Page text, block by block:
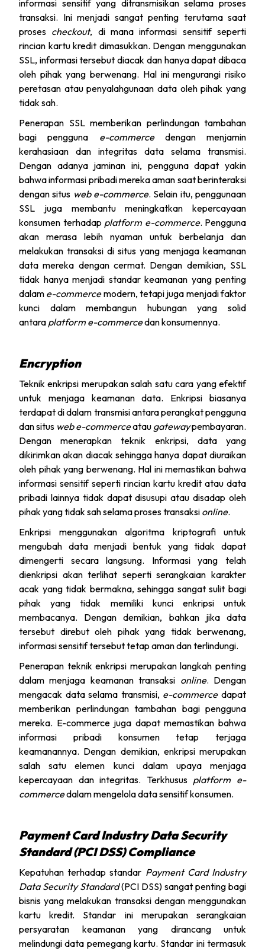
informasi sensitif yang ditransmisikan selama proses
transaksi. Ini menjadi sangat penting terutama saat
proses checkout, di mana informasi sensitif seperti
rincian kartu kredit dimasukkan. Dengan menggunakan
SSL, informasi tersebut diacak dan hanya dapat dibaca
oleh pihak yang berwenang. Hal ini mengurangi risiko
peretasan atau penyalahgunaan data oleh pihak yang
tidak sah.
Penerapan SSL memberikan perlindungan tambahan
bagi pengguna e-commercedengan menjamin
kerahasiaan dan integritas data selama transmisi.
Dengan adanya jaminan ini, pengguna dapat yakin
bahwa informasi pribadi mereka aman saat berinteraksi
dengan situs web e-commerce. Selain itu, penggunaan
SSL juga membantu meningkatkan kepercayaan
konsumen terhadap platform e-commerce. Pengguna
akan merasa lebih nyaman untuk berbelanja dan
melakukan transaksi di situs yang menjaga keamanan
data mereka dengan cermat. Dengan demikian, SSL
tidak hanya menjadi standar keamanan yang penting
dalam e-commercemodern, tetapi juga menjadi faktor
kunci dalam membangun hubungan yang solid
antara platform e-commercedan konsumennya.
Encryption
Teknik enkripsi merupakan salah satu cara yang efektif
untuk menjaga keamanan data. Enkripsi biasanya
terdapat di dalam transmisi antara perangkat pengguna
dan situs web e-commerceatau gatewaypembayaran.
Dengan menerapkan teknik enkripsi, data yang
dikirimkan akan diacak sehingga hanya dapat diuraikan
oleh pihak yang berwenang. Hal ini memastikan bahwa
informasi sensitif seperti rincian kartu kredit atau data
pribadi lainnya tidak dapat disusupi atau disadap oleh
pihak yang tidak sah selama proses transaksi online.
Enkripsi menggunakan algoritma kriptografi untuk
mengubah data menjadi bentuk yang tidak dapat
dimengerti secara langsung. Informasi yang telah
dienkripsi akan terlihat seperti serangkaian karakter
acak yang tidak bermakna, sehingga sangat sulit bagi
pihak yang tidak memiliki kunci enkripsi untuk
membacanya. Dengan demikian, bahkan jika data
tersebut direbut oleh pihak yang tidak berwenang,
informasi sensitif tersebut tetap aman dan terlindungi.
Penerapan teknik enkripsi merupakan langkah penting
dalam menjaga keamanan transaksi online. Dengan
mengacak data selama transmisi, e-commercedapat
memberikan perlindungan tambahan bagi pengguna
mereka. E-commerce juga dapat memastikan bahwa
informasi pribadi konsumen tetap terjaga
keamanannya. Dengan demikian, enkripsi merupakan
salah satu elemen kunci dalam upaya menjaga
kepercayaan dan integritas. Terkhusus platform e-
commercedalam mengelola data sensitif konsumen.
Payment Card Industry Data Security
Standard (PCI DSS) Compliance
Kepatuhan terhadap standar Payment Card Industry
Data Security Standard(PCI DSS) sangat penting bagi
bisnis yang melakukan transaksi dengan menggunakan
kartu kredit. Standar ini merupakan serangkaian
persyaratan keamanan yang dirancang untuk
melindungi data pemegang kartu. Standar ini termasuk